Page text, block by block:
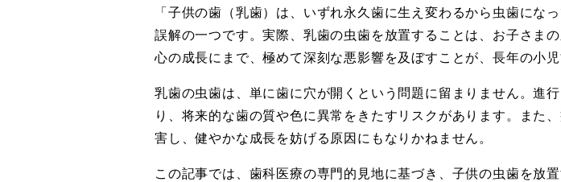
「子供の歯（乳歯）は、いずれ永久歯に生え変わるから虫歯に
誤解の一つです。実際、乳歯の虫歯を放置することは、お子さま
心の成長にまで、極めて深刻な悪影響を及ぼすことが、長年の小
乳歯の虫歯は、単に歯に穴が開くという問題に留まりません。進
り、将来的な歯の質や色に異常をきたすリスクがあります。また
害し、健やかな成長を妨げる原因にもなりかねません。
この記事では、歯科医療の専門的見地に基づき、子供の虫歯を放